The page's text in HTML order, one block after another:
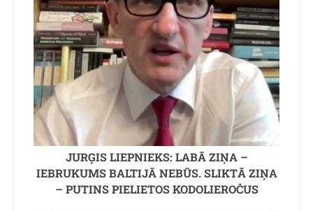
JURĢIS LIEPNIEKS: LABĀ ZIŅA –
IEBRUKUMS BALTIJĀ NEBŪS. SLIKTĀ ZIŅA
– PUTINS PIELIETOS KODOLIEROČUS